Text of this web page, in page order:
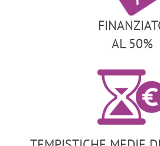
AL 50%